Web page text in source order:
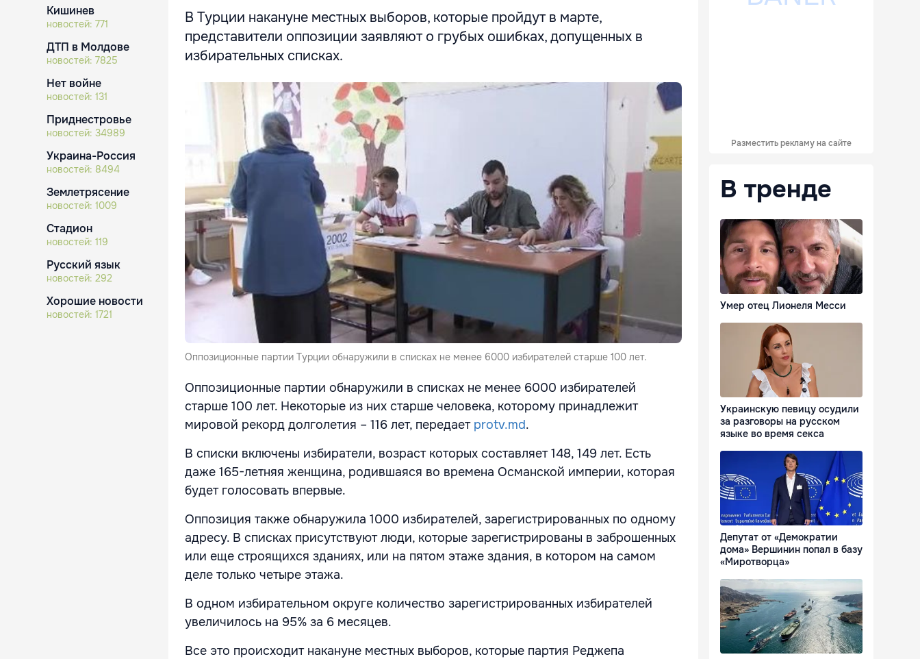
Кишинев
новостей: 771
ДТП в Молдове
новостей: 7825
Нет войне
новостей: 131
Приднестровье
новостей: 34989
Украина-Россия
новостей: 8494
Землетрясение
новостей: 1009
Стадион
новостей: 119
Русский язык
новостей: 292
Хорошие новости
новостей: 1721
В Турции накануне местных выборов, которые пройдут в марте,
представители оппозиции заявляют о грубых ошибках, допущенных в
избирательных списках.
Оппозиционные партии Турции обнаружили в списках не менее 6000 избирателей старше 100 лет.
Оппозиционные партии обнаружили в списках не менее 6000 избирателей
старше 100 лет. Некоторые из них старше человека, которому принадлежит
мировой рекорд долголетия – 116 лет, передаетprotv.md.
В списки включены избиратели, возраст которых составляет 148, 149 лет. Есть
даже 165-летняя женщина, родившаяся во времена Османской империи, которая
будет голосовать впервые.
Оппозиция также обнаружила 1000 избирателей, зарегистрированных по одному
адресу. В списках присутствуют люди, которые зарегистрированы в заброшенных
или еще строящихся зданиях, или на пятом этаже здания, в котором на самом
деле только четыре этажа.
В одном избирательном округе количество зарегистрированных избирателей
увеличилось на 95% за 6 месяцев.
Все это происходит накануне местных выборов, которые партия Реджепа
Разместить рекламу на сайте
В тренде
Умер отец Лионеля Месси
Украинскую певицу осудили
за разговоры на русском
языке во время секса
Депутат от «Демократии
дома» Вершинин попал в базу
«Миротворца»